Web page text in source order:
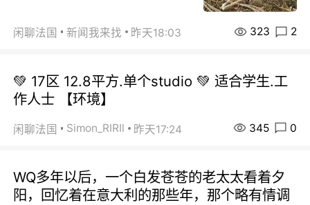
闲聊法国 新闻我来找 昨天18:03 323 2
💚 17区 12.8平方.单个studio 💚 适合学生.工
作人士 【环境】
闲聊法国 Simon_RIRIl 昨天17:24 345 0
WQ多年以后，一个白发苍苍的老太太看着夕
阳，回忆着在意大利的那些年，那个略有情调